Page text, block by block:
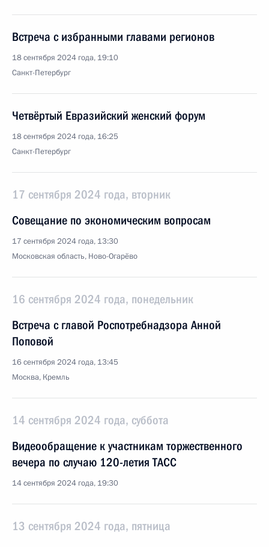
Встреча с избранными главами регионов
18 сентября 2024 года, 19:10
Санкт-Петербург
Четвёртый Евразийский женский форум
18 сентября 2024 года, 16:25
Санкт-Петербург
17 сентября 2024 года, вторник
Совещание по экономическим вопросам
17 сентября 2024 года, 13:30
Московская область, Ново-Огарёво
16 сентября 2024 года, понедельник
Встреча с главой Роспотребнадзора Анной
Поповой
16 сентября 2024 года, 13:45
Москва, Кремль
14 сентября 2024 года, суббота
Видеообращение к участникам торжественного
вечера по случаю 120-летия ТАСС
14 сентября 2024 года, 19:30
13 сентября 2024 года, пятница